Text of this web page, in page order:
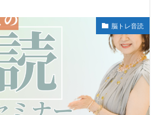
脳トレ音読